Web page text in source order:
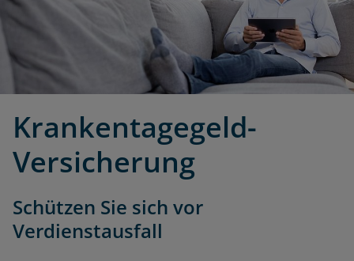
Krankentagegeld-
Versicherung
Schützen Sie sich vor
Verdienstausfall